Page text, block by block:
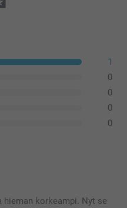
1
0
0
0
0
korkeampi. Nyt se